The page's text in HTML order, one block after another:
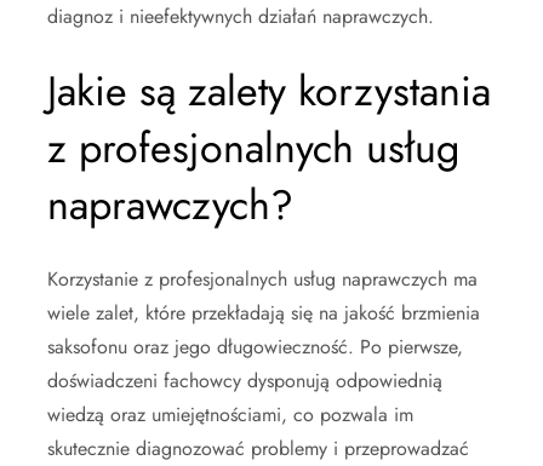
diagnoz i nieefektywnych działań naprawczych.
Jakie są zalety korzystania
z profesjonalnych usług
naprawczych?
Korzystanie z profesjonalnych usług naprawczych ma
wiele zalet, które przekładają się na jakość brzmienia
saksofonu oraz jego długowieczność. Po pierwsze,
doświadczeni fachowcy dysponują odpowiednią
wiedzą oraz umiejętnościami, co pozwala im
skutecznie diagnozować problemy i przeprowadzać